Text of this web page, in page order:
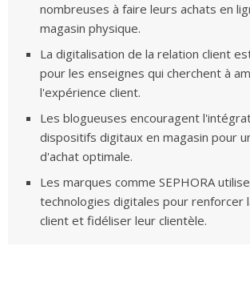
nombreuses à faire leurs achats en
magasin physique.
La digitalisation de la relation client
pour les enseignes qui cherchent à
l'expérience client.
Les blogueuses encouragent
dispositifs digitaux en magasin pour
d'achat optimale.
Les marques comme SEPHORA
technologies digitales pour renforcer
client et fidéliser leur clientèle.